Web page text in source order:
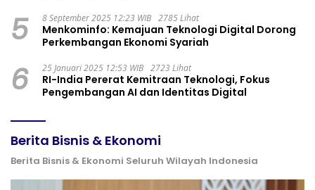
5 8 September 2025 12:23 WIB 2785 Lihat
Menkominfo: Kemajuan Teknologi Digital Dorong
Perkembangan Ekonomi Syariah
6 25 Januari 2025 12:53 WIB 2723 Lihat
RI-India Pererat Kemitraan Teknologi, Fokus
Pengembangan AI dan Identitas Digital
Berita Bisnis & Ekonomi
Berita Bisnis & Ekonomi Seluruh Wilayah Indonesia